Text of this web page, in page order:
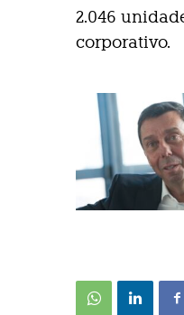
2.046
corporativo.